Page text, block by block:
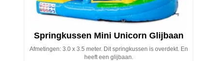
Springkussen Mini Unicorn Glijbaan
Afmetingen: 3.0 x 3.5 meter. Dit springkussen is overdekt. En
heeft een glijbaan.